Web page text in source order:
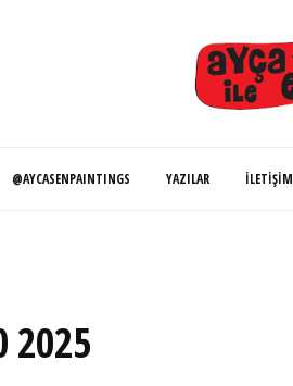
@AYCASENPAINTINGS YAZILAR İLETIŞIM
2025